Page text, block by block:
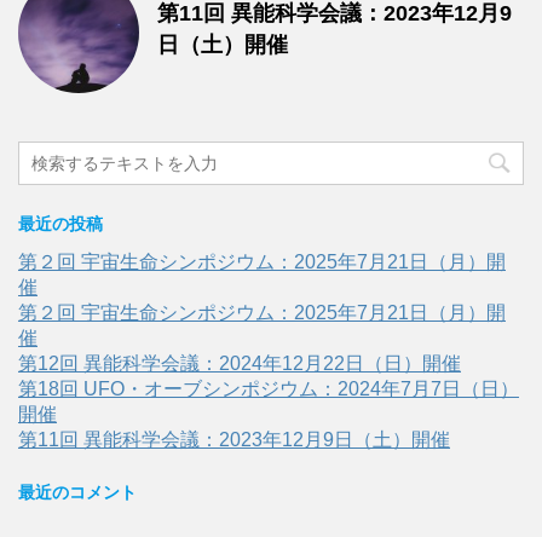
第11回 異能科学会議：2023年12月9
日（土）開催
最近の投稿
第２回 宇宙生命シンポジウム：2025年7月21日（月）開
催
第２回 宇宙生命シンポジウム：2025年7月21日（月）開
催
第12回 異能科学会議：2024年12月22日（日）開催
第18回 UFO・オーブシンポジウム：2024年7月7日（日）
開催
第11回 異能科学会議：2023年12月9日（土）開催
最近のコメント